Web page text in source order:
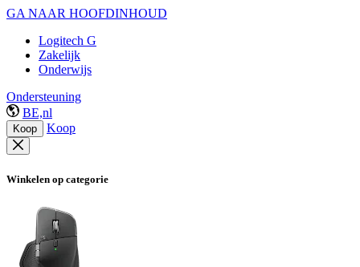
GA NAAR HOOFDINHOUD
Logitech G
Zakelijk
Onderwijs
Ondersteuning
BE,nl
Koop Koop
Winkelen op categorie